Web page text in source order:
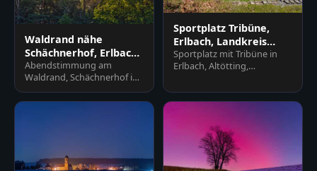
Waldrand nähe
Schächnerhof, Erlbach,
Altötting, Oberbayern
Abendstimmung am
Waldrand, Schächnerhof in
Erlbach, Landkreis Altötting.
Sonnenstrahlen
Sportplatz Tribüne,
Erlbach, Landkreis
Altötting, Oberbayern
Sportplatz mit Tribüne in
Erlbach, Altötting,
Weitläufige Rasenfläche mit
T…